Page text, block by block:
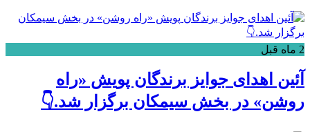
2 ماه قبل
آئین اهدای جوایز برندگان پویش «راه
روشن» در بخش سیمکان برگزار شد.👇